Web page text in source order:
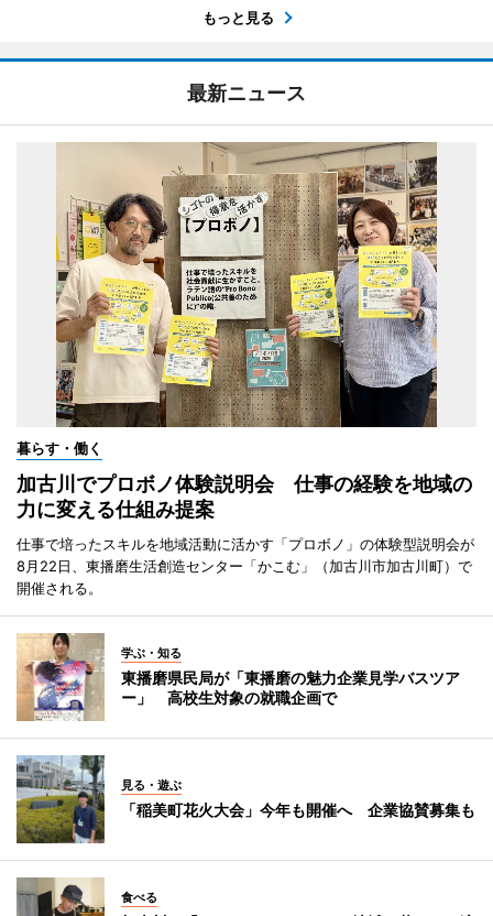
もっと見る
最新ニュース
暮らす・働く
加古川でプロボノ体験説明会 仕事の経験を地域の
力に変える仕組み提案
仕事で培ったスキルを地域活動に活かす「プロボノ」の体験型説明会が
8月22日、東播磨生活創造センター「かこむ」（加古川市加古川町）で
開催される。
学ぶ・知る
東播磨県民局が「東播磨の魅力企業見学バスツア
ー」 高校生対象の就職企画で
見る・遊ぶ
「稲美町花火大会」今年も開催へ 企業協賛募集も
食べる